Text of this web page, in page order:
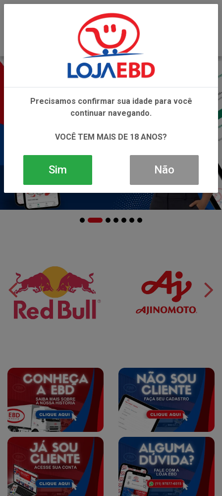
Precisamos confirmar sua idade para você
continuar navegando.
VOCÊ TEM MAIS DE 18 ANOS?
Sim Não